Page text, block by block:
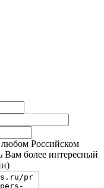
любом Российском
Вам более интересный